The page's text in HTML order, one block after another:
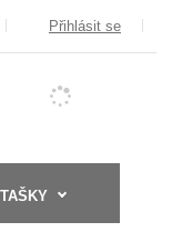
Přihlásit se